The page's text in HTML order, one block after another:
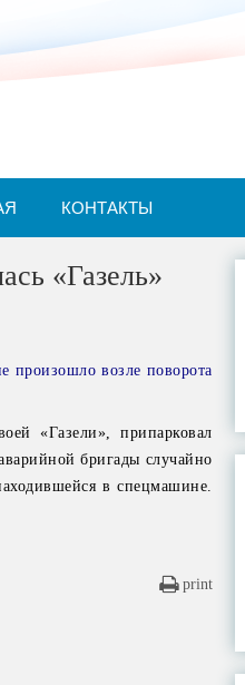
КОНТАКТЫ
«Газель»
произошло возле поворота
«Газели», припарковал
бригады случайно
в спецмашине.
print